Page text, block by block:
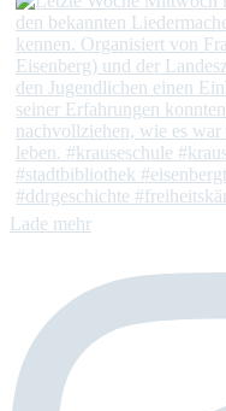
Lade mehr